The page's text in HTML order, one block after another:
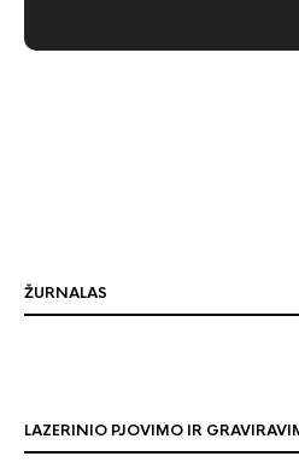
ŽURNALAS
LAZERINIO PJOVIMO IR